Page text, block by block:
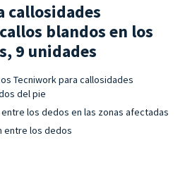
callosidades
blandos en los
9 unidades
Tecniwork para callosidades
del pie
los dedos en las zonas afectadas
entre los dedos